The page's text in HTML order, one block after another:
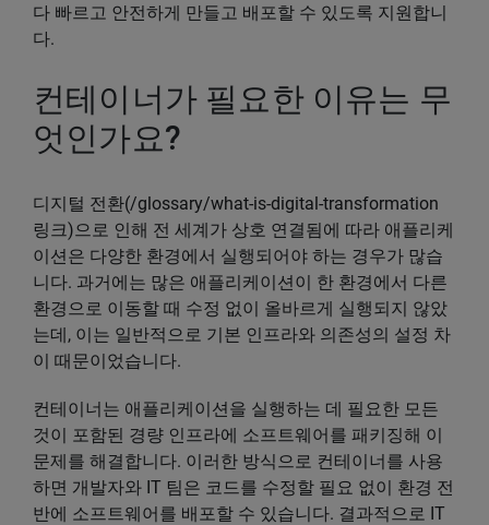
다 빠르고 안전하게 만들고 배포할 수 있도록 지원합니
다.
컨테이너가 필요한 이유는 무
엇인가요?
디지털 전환(/glossary/what-is-digital-transformation
링크)으로 인해 전 세계가 상호 연결됨에 따라 애플리케
이션은 다양한 환경에서 실행되어야 하는 경우가 많습
니다. 과거에는 많은 애플리케이션이 한 환경에서 다른
환경으로 이동할 때 수정 없이 올바르게 실행되지 않았
는데, 이는 일반적으로 기본 인프라와 의존성의 설정 차
이 때문이었습니다.
컨테이너는 애플리케이션을 실행하는 데 필요한 모든
것이 포함된 경량 인프라에 소프트웨어를 패키징해 이
문제를 해결합니다. 이러한 방식으로 컨테이너를 사용
하면 개발자와 IT 팀은 코드를 수정할 필요 없이 환경 전
반에 소프트웨어를 배포할 수 있습니다. 결과적으로 IT